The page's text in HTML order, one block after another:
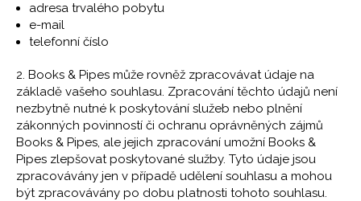
adresa trvalého pobytu
e-mail
telefonní číslo
2. Books & Pipes může rovněž zpracovávat údaje na
základě vašeho souhlasu. Zpracování těchto údajů není
nezbytně nutné k poskytování služeb nebo plnění
zákonných povinností či ochranu oprávněných zájmů
Books & Pipes, ale jejich zpracování umožní Books &
Pipes zlepšovat poskytované služby. Tyto údaje jsou
zpracovávány jen v případě udělení souhlasu a mohou
být zpracovávány po dobu platnosti tohoto souhlasu.